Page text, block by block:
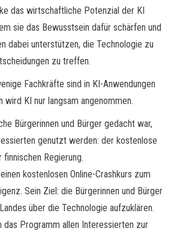
das wirtschaftliche Potenzial der KI
sie das Bewusstsein dafür schärfen und
dabei unterstützen, die Technologie zu
zu treffen.
Fachkräfte sind in KI-Anwendungen
KI nur langsam angenommen.
Bürgerinnen und Bürger gedacht war,
genutzt werden: der kostenlose
finnischen Regierung.
kostenlosen Online-Crashkurs zum
Sein Ziel: die Bürgerinnen und Bürger
über die Technologie aufzuklären.
Programm allen Interessierten zur